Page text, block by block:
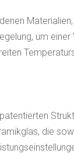
um
die